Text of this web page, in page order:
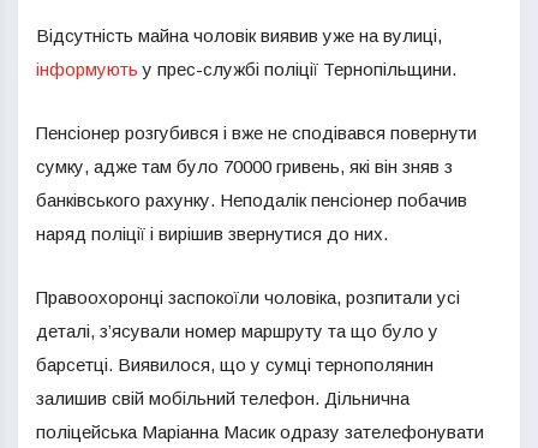
Відсутність майна чоловік виявив уже на вулиці,
інформують у прес-службі поліції Тернопільщини.
Пенсіонер розгубився і вже не сподівався повернути
сумку, адже там було 70000 гривень, які він зняв з
банківського рахунку. Неподалік пенсіонер побачив
наряд поліції і вирішив звернутися до них.
Правоохоронці заспокоїли чоловіка, розпитали усі
деталі, з’ясували номер маршруту та що було у
барсетці. Виявилося, що у сумці тернополянин
залишив свій мобільний телефон. Дільнична
поліцейська Маріанна Масик одразу зателефонувати